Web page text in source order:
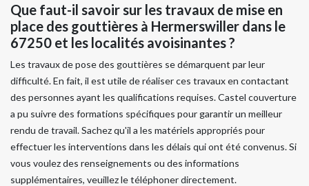
Que faut-il savoir sur les travaux de mise en
place des gouttières à Hermerswiller dans le
67250 et les localités avoisinantes ?
Les travaux de pose des gouttières se démarquent par leur
difficulté. En fait, il est utile de réaliser ces travaux en contactant
des personnes ayant les qualifications requises. Castel couverture
a pu suivre des formations spécifiques pour garantir un meilleur
rendu de travail. Sachez qu'il a les matériels appropriés pour
effectuer les interventions dans les délais qui ont été convenus. Si
vous voulez des renseignements ou des informations
supplémentaires, veuillez le téléphoner directement.